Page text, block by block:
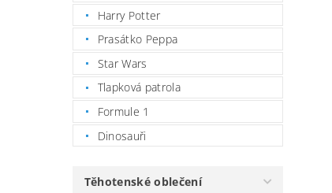
Harry Potter
Prasátko Peppa
Star Wars
Tlapková patrola
Formule 1
Dinosauři
Těhotenské oblečení